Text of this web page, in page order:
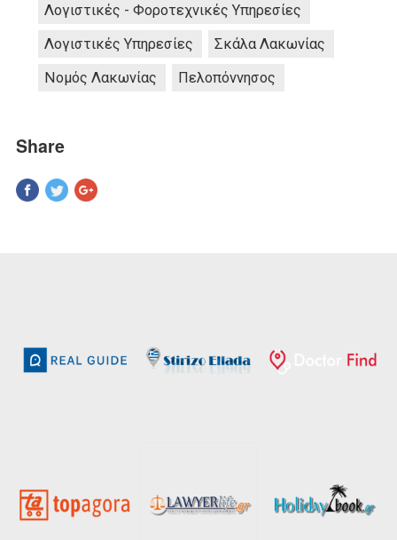
Λογιστικές - Φοροτεχνικές Υπηρεσίες
Λογιστικές Υπηρεσίες
Σκάλα Λακωνίας
Νομός Λακωνίας
Πελοπόννησος
Share